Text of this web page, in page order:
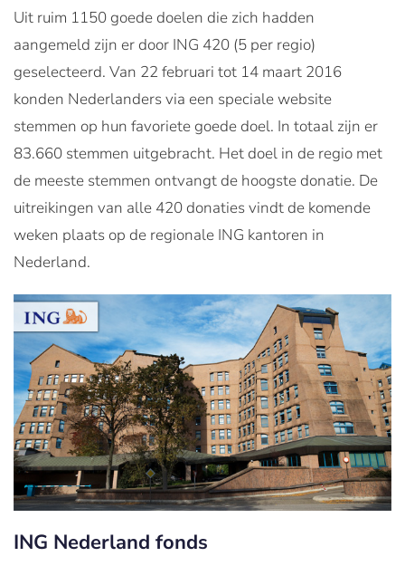
Uit ruim 1150 goede doelen die zich hadden
aangemeld zijn er door ING 420 (5 per regio)
geselecteerd. Van 22 februari tot 14 maart 2016
konden Nederlanders via een speciale website
stemmen op hun favoriete goede doel. In totaal zijn er
83.660 stemmen uitgebracht. Het doel in de regio met
de meeste stemmen ontvangt de hoogste donatie. De
uitreikingen van alle 420 donaties vindt de komende
weken plaats op de regionale ING kantoren in
Nederland.
ING Nederland fonds